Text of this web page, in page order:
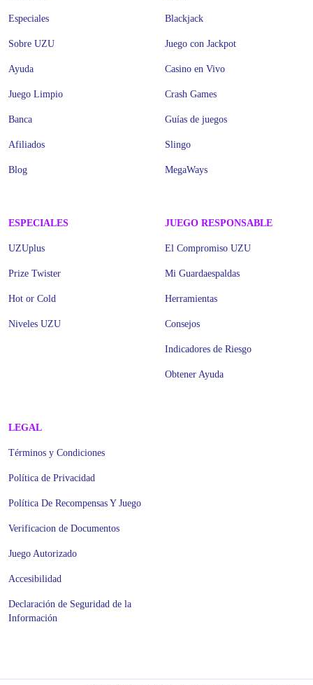
Especiales
Sobre UZU
Ayuda
Juego Limpio
Banca
Afiliados
Blog
Blackjack
Juego con Jackpot
Casino en Vivo
Crash Games
Guías de juegos
Slingo
MegaWays
ESPECIALES
UZUplus
Prize Twister
Hot or Cold
Niveles UZU
JUEGO RESPONSABLE
El Compromiso UZU
Mi Guardaespaldas
Herramientas
Consejos
Indicadores de Riesgo
Obtener Ayuda
LEGAL
Términos y Condiciones
Política de Privacidad
Política De Recompensas Y Juego
Verificacion de Documentos
Juego Autorizado
Accesibilidad
Declaración de Seguridad de la
Información